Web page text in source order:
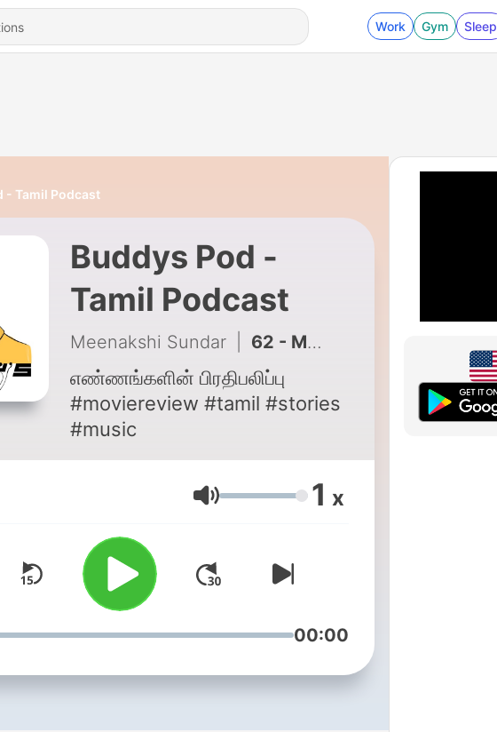
Work Gym Sleep
- Tamil Podcast
Buddys Pod -
Tamil Podcast
Meenakshi Sundar 62 - MILES TO GO (Director Vetri Maran)
எண்ணங்களின் பிரதிபலிப்பு
#moviereview #tamil #stories
#music
Volume 1 x
00:00